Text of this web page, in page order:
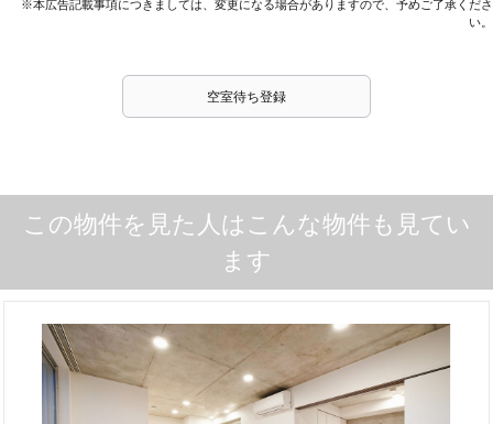
※本広告記載事項につきましては、変更になる場合がありますので、予めご了承くださ
い。
空室待ち登録
この物件を見た人はこんな物件も見てい
ます